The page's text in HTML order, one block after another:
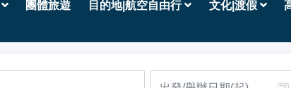
團體旅遊 目的地|航空自由行 文化|渡假